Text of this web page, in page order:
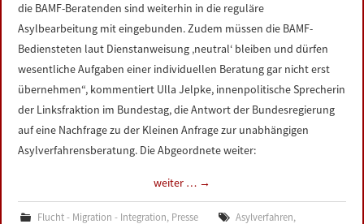
die BAMF-Beratenden sind weiterhin in die reguläre
Asylbearbeitung mit eingebunden. Zudem müssen die BAMF-
Bediensteten laut Dienstanweisung ‚neutral‘ bleiben und dürfen
wesentliche Aufgaben einer individuellen Beratung gar nicht erst
übernehmen“, kommentiert Ulla Jelpke, innenpolitische Sprecherin
der Linksfraktion im Bundestag, die Antwort der Bundesregierung
auf eine Nachfrage zu der Kleinen Anfrage zur unabhängigen
Asylverfahrensberatung. Die Abgeordnete weiter:
weiter … →
Flucht - Migration - Integration, Presse Asylverfahren,